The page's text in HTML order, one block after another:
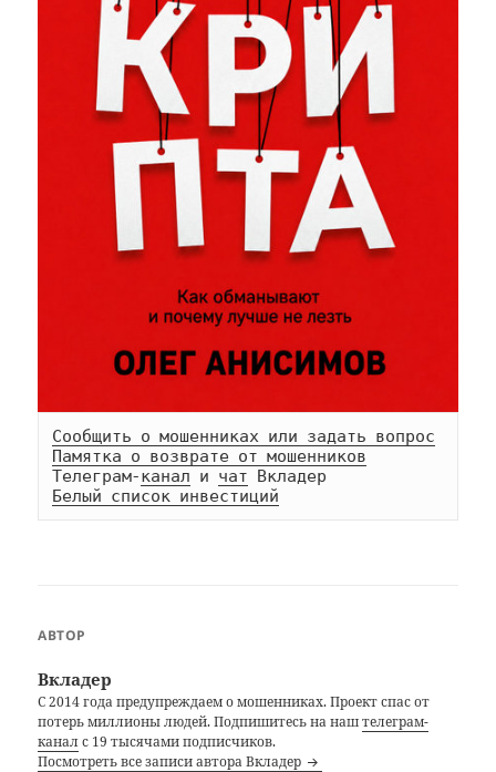
Сообщить о мошенниках или задать вопрос
Памятка о возврате от мошенников
Телеграм-канал и чат
Белый список инвестиций
АВТОР
Вкладер
С 2014 года предупреждаем о мошенниках. Проект спас от
потерь миллионы людей. Подпишитесь на наштелеграм-
каналс 19 тысячами подписчиков.
Посмотреть все записи автора Вкладер